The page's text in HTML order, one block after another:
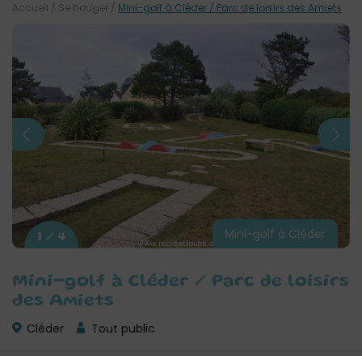
Mini-golf à Cléder / Parc de loisirs
des Amiets
Cléder Tout public
Mini-golf à Cléder
1 / 4
Accueil / Se bouger / Mini-golf à Cléder / Parc de loisirs des Amiets